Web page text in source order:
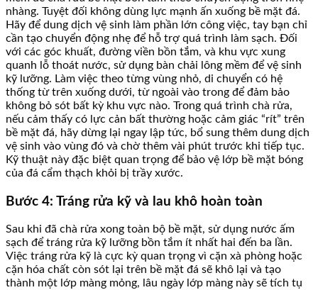
nhàng. Tuyệt đối không dùng lực mạnh ấn xuống bề mặt đá.
Hãy để dung dịch vệ sinh làm phần lớn công việc, tay bạn chỉ
cần tạo chuyển động nhẹ để hỗ trợ quá trình làm sạch. Đối
với các góc khuất, đường viền bồn tắm, và khu vực xung
quanh lỗ thoát nước, sử dụng bàn chải lông mềm để vệ sinh
kỹ lưỡng. Làm việc theo từng vùng nhỏ, di chuyển có hệ
thống từ trên xuống dưới, từ ngoài vào trong để đảm bảo
không bỏ sót bất kỳ khu vực nào. Trong quá trình chà rửa,
nếu cảm thấy có lực cản bất thường hoặc cảm giác “rít” trên
bề mặt đá, hãy dừng lại ngay lập tức, bổ sung thêm dung dịch
vệ sinh vào vùng đó và chờ thêm vài phút trước khi tiếp tục.
Kỹ thuật này đặc biệt quan trọng để bảo vệ lớp bề mặt bóng
của đá cẩm thạch khỏi bị trầy xước.
Bước 4: Tráng rửa kỹ và lau khô hoàn toàn
Sau khi đã chà rửa xong toàn bộ bề mặt, sử dụng nước ấm
sạch để tráng rửa kỹ lưỡng bồn tắm ít nhất hai đến ba lần.
Việc tráng rửa kỹ là cực kỳ quan trọng vì cặn xà phòng hoặc
cặn hóa chất còn sót lại trên bề mặt đá sẽ khô lại và tạo
thành một lớp màng mỏng, lâu ngày lớp màng này sẽ tích tụ